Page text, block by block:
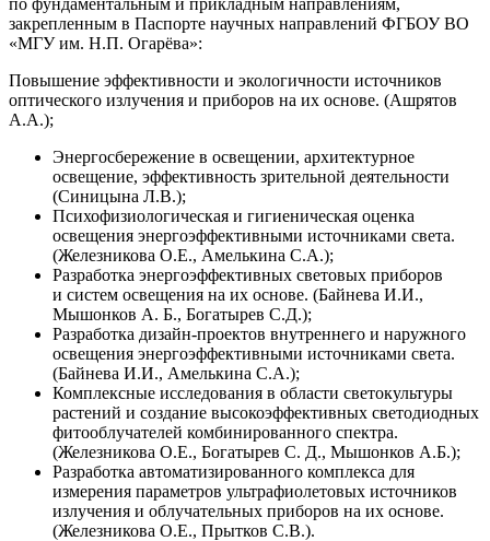
закрепленным в Паспорте научных направлений ФГБОУ ВО
«МГУ им. Н.П. Огарёва»:
Повышение эффективности и экологичности источников
оптического излучения и приборов на их основе. (Ашрятов
А.А.);
Энергосбережение в освещении, архитектурное
освещение, эффективность зрительной деятельности
(Синицына Л.В.);
Психофизиологическая и гигиеническая оценка
освещения энергоэффективными источниками света.
(Железникова О.Е., Амелькина С.А.);
Разработка энергоэффективных световых приборов
и систем освещения на их основе. (Байнева И.И.,
Мышонков А. Б., Богатырев С.Д.);
Разработка дизайн-проектов внутреннего и наружного
освещения энергоэффективными источниками света.
(Байнева И.И., Амелькина С.А.);
Комплексные исследования в области светокультуры
растений и создание высокоэффективных светодиодных
фитооблучателей комбинированного спектра.
(Железникова О.Е., Богатырев С. Д., Мышонков А.Б.);
Разработка автоматизированного комплекса для
измерения параметров ультрафиолетовых источников
излучения и облучательных приборов на их основе.
(Железникова О.Е., Прытков С.В.).